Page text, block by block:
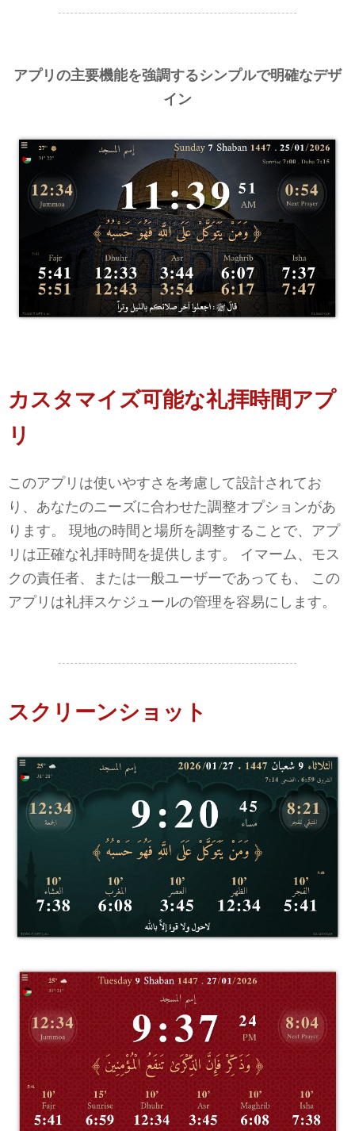
アプリの主要機能を強調するシンプルで明確なデザ
イン
カスタマイズ可能な礼拝時間アプ
リ
このアプリは使いやすさを考慮して設計されてお
り、あなたのニーズに合わせた調整オプションがあ
ります。 現地の時間と場所を調整することで、アプ
リは正確な礼拝時間を提供します。 イマーム、モス
クの責任者、または一般ユーザーであっても、 この
アプリは礼拝スケジュールの管理を容易にします。
スクリーンショット